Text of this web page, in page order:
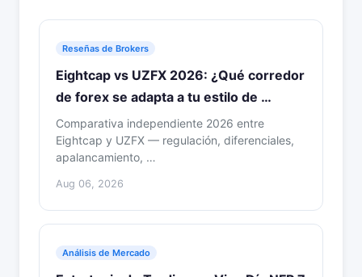
Reseñas de Brokers
Eightcap vs UZFX 2026: ¿Qué corredor
de forex se adapta a tu estilo de …
Comparativa independiente 2026 entre
Eightcap y UZFX — regulación, diferenciales,
apalancamiento, …
Aug 06, 2026
Análisis de Mercado